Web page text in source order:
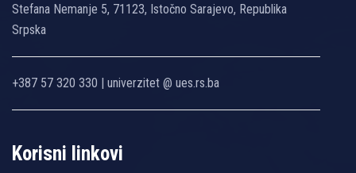
Stefana Nemanje 5, 71123, Istočno Sarajevo, Republika
Srpska
+387 57 320 330 | univerzitet @ ues.rs.ba
Korisni linkovi